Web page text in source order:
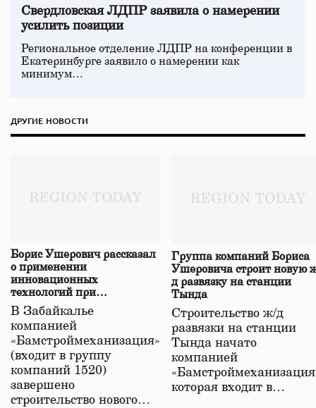
Свердловская ЛДПР заявила о намерении
усилить позиции
Региональное отделение ЛДПР на конференции в
Екатеринбурге заявило о намерении как
минимум…
ДРУГИЕ НОВОСТИ
Борис Ушерович рассказал
о применении
инновационных
технологий при
строительстве нового моста
в Забайкалье
В Забайкалье
компанией
«Бамстроймеханизация»
(входит в группу
компаний 1520)
завершено
строительство нового…
Группа компаний Бориса
Ушеровича строит новую
д развязку на станции
Тында
Строительство ж/д
развязки на станции
Тында начато
компанией
которая входит в…